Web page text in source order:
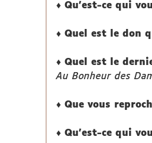
♦ Qu'est-ce qui
♦ Quel est le don
♦ Quel est le
Au Bonheur des
♦ Que vous
♦ Qu'est-ce qui